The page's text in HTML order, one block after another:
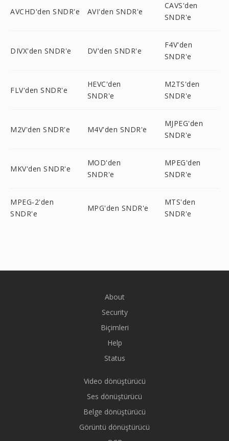
AVCHD'den SNDR'e AVI'den SNDR'e
CAVS'den
SNDR'e
DIVX'den SNDR'e DV'den SNDR'e
F4V'den
SNDR'e
FLV'den SNDR'e
HEVC'den
SNDR'e
M2TS'den
SNDR'e
M2V'den SNDR'e M4V'den SNDR'e
MJPEG'den
SNDR'e
MKV'den SNDR'e
MOD'den
SNDR'e
MPEG'den
SNDR'e
MPEG-2'den
SNDR'e
MPG'den SNDR'e
MTS'den
SNDR'e
About
Security
Biçimleri
Help
Status
Video dönüştürücü
Ses dönüştürücü
Belge dönüştürücü
Görüntü dönüştürücü